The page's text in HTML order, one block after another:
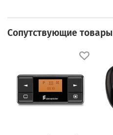
Сопутствующие товары